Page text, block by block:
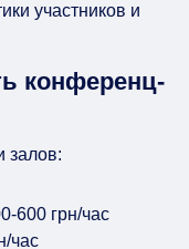
участников и
конференц-
залов:
600 грн/час
час